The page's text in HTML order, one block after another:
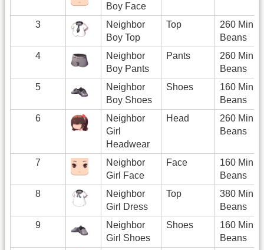
Boy Face
3
Neighbor
Boy Top
Top
260 Mini
Beans
4
Neighbor
Boy Pants
Pants
260 Mini
Beans
5
Neighbor
Boy Shoes
Shoes
160 Mini
Beans
6
Neighbor
Girl
Headwear
Head
260 Mini
Beans
7
Neighbor
Girl Face
Face
160 Mini
Beans
8
Neighbor
Girl Dress
Top
380 Mini
Beans
9
Neighbor
Girl Shoes
Shoes
160 Mini
Beans